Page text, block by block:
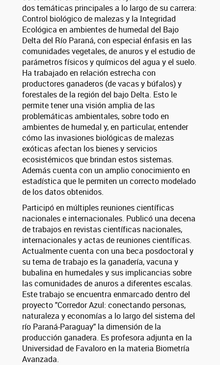
dos temáticas principales a lo largo de su carrera:
Control biológico de malezas y la Integridad
Ecológica en ambientes de humedal del Bajo
Delta del Río Paraná, con especial énfasis en las
comunidades vegetales, de anuros y el estudio de
parámetros físicos y químicos del agua y el suelo.
Ha trabajado en relación estrecha con
productores ganaderos (de vacas y búfalos) y
forestales de la región del bajo Delta. Esto le
permite tener una visión amplia de las
problemáticas ambientales, sobre todo en
ambientes de humedal y, en particular, entender
cómo las invasiones biológicas de malezas
exóticas afectan los bienes y servicios
ecosistémicos que brindan estos sistemas.
Además cuenta con un amplio conocimiento en
estadística que le permiten un correcto modelado
de los datos obtenidos.
Participó en múltiples reuniones científicas
nacionales e internacionales. Publicó una decena
de trabajos en revistas científicas nacionales,
internacionales y actas de reuniones científicas.
Actualmente cuenta con una beca posdoctoral y
su tema de trabajo es la ganadería, vacuna y
bubalina en humedales y sus implicancias sobre
las comunidades de anuros a diferentes escalas.
Este trabajo se encuentra enmarcado dentro del
proyecto "Corredor Azul: conectando personas,
naturaleza y economías a lo largo del sistema del
río Paraná-Paraguay" la dimensión de la
producción ganadera. Es profesora adjunta en la
Universidad de Favaloro en la materia Biometría
Avanzada.